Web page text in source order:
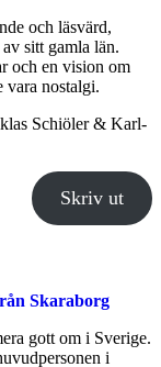
och läsvärd,
sitt gamla län.
och en vision om
vara nostalgi.
Schiöler & Karl-
Skriv ut
Skaraborg
gott om i Sverige.
i